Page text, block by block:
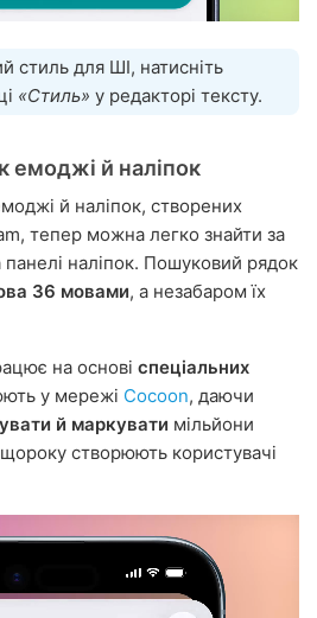
стиль для ШІ, натисніть
«Стиль» у редакторі тексту.
емоджі й наліпок
й наліпок, створених
тепер можна легко знайти за
панелі наліпок. Пошуковий рядок
36 мовами, а незабаром їх
на основі спеціальних
у мережі Cocoon, даючи
й маркувати мільйони
щороку створюють користувачі